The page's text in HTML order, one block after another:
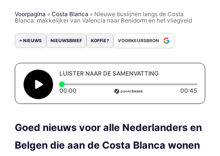
Voorpagina » Costa Blanca » Nieuwe buslijnen langs de Costa
Blanca: makkelijker van Valencia naar Benidorm en het vliegveld
+ NIEUWS NIEUWSBRIEF KOFFIE? VOORKEURSBRON
LUISTER NAAR DE SAMENVATTING
00:00 Elapsed time: 0 seconds 00:45
Goed nieuws voor alle Nederlanders en
Belgen die aan de Costa Blanca wonen